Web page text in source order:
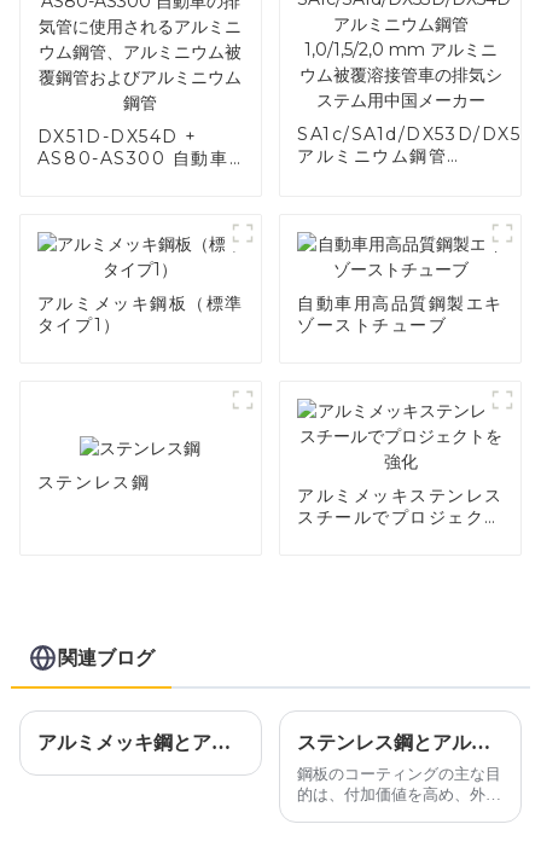
DX51D-DX54D +
AS80-AS300 自動車
ニウム被覆鋼管およびア
ルミニウム鋼管
SA1c/SA1d/DX53D/
アルミニウム鋼管
アルミメッキ鋼板（標準
タイプ1）
自動車用高品質鋼製エキ
ゾーストチューブ
ステンレス鋼
アルミメッキステンレス
スチールでプロジェクト
関連ブログ
アルミメッキ鋼とアルミメッキステンレス鋼は親戚ですか? ステンレス鋼とアルミニウムの代替品をお探しですか?
鋼板のコーティングの主な目
的は、付加価値を高め、外観